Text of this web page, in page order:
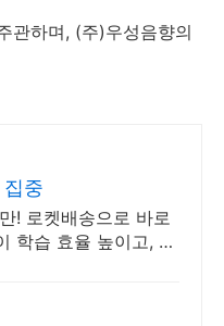
관하며, (주)우성음향의
중
! 로켓배송으로 바로
학습 효율 높이고, 오